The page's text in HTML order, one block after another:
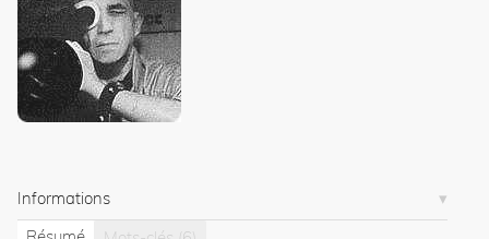
Dreyer,
Sylvain.
Rhétorique
de
l'engagement
Sens
public.
h
Informations